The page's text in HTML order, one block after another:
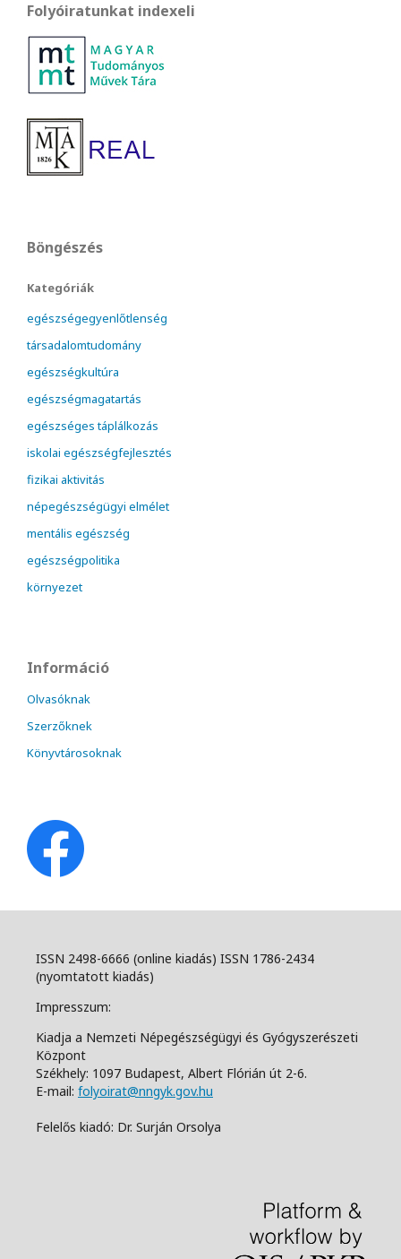
Folyóiratunkat indexeli
Böngészés
Kategóriák
egészségegyenlőtlenség
társadalomtudomány
egészségkultúra
egészségmagatartás
egészséges táplálkozás
iskolai egészségfejlesztés
fizikai aktivitás
népegészségügyi elmélet
mentális egészség
egészségpolitika
környezet
Információ
Olvasóknak
Szerzőknek
Könyvtárosoknak
ISSN 2498-6666 (online kiadás) ISSN 1786-2434
(nyomtatott kiadás)
Impresszum:
Kiadja a Nemzeti Népegészségügyi és Gyógyszerészeti
Központ
Székhely: 1097 Budapest, Albert Flórián út 2-6.
E-mail: folyoirat@nngyk.gov.hu
Felelős kiadó: Dr. Surján Orsolya